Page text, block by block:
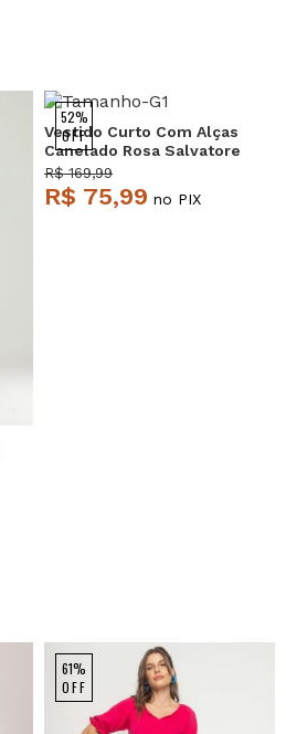
52%
OFF
Vestido Curto Com Alças
Canelado Rosa Salvatore
R$ 169,99
R$ 75,99 no PIX
61%
OFF